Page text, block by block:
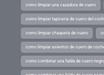
como limpiar una cazadora de cuero
como limpiar tapiceria de cuero del
como limpiar chaqueta de cuero
como limpiar asientos de cuero de
como combinar una falda de cuero